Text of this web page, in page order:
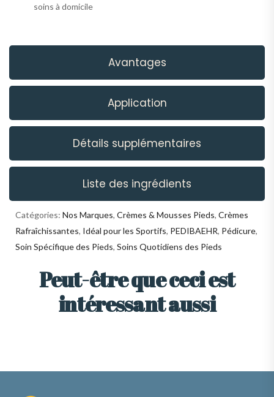
Avantages
Application
Détails supplémentaires
Liste des ingrédients
soins à domicile
Catégories: Nos Marques, Crèmes & Mousses Pieds, Crèmes
Rafraîchissantes, Idéal pour les Sportifs, PEDIBAEHR, Pédicure,
Soin Spécifique des Pieds, Soins Quotidiens des Pieds
Peut-être que ceci est
intéressant aussi